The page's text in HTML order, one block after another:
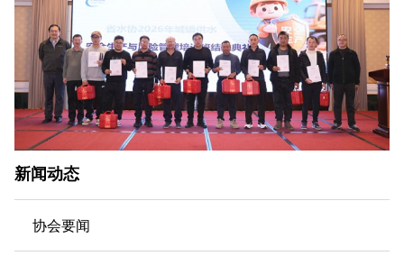
新闻动态
协会要闻